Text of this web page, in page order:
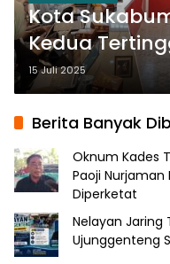
Kota
Kedua
Pemeriksaan
se-Jawa
15 Juli 2025
Berita Banyak
Oknum Kades
Paoji Nurjaman
Diperketat
Nelayan Jaring
Ujunggenteng